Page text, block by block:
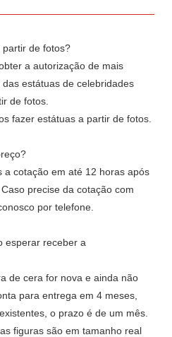
partir de fotos?
a autorização de mais
estátuas de celebridades
de fotos.
fazer estátuas a partir de fotos.
a cotação em até 12 horas após
precise da cotação com
por telefone.
esperar receber a
de cera for nova e ainda não
para entrega em 4 meses,
o prazo é de um mês.
figuras são em tamanho real